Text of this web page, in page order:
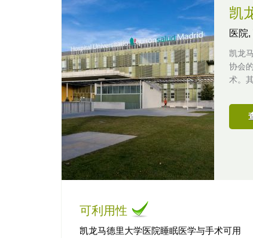
凯
医院,
凯龙
协会
术。
可利用性
凯龙马德里大学医院睡眠医学与手术可用